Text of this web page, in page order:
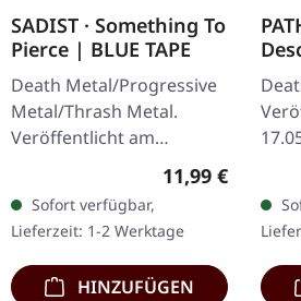
SADIST · Something To
Pierce | BLUE TAPE
Death Metal/Progressive
Metal/Thrash Metal.
Veröffentlicht am
07.03.2025, auf Agonia
Records. Blaue Kassette,
limitiert auf 150
Exemplare. Nach ihrem…
Regulärer Preis:
11,99 €
Sofort verfügbar,
Lieferzeit: 1-2 Werktage
HINZUFÜGEN